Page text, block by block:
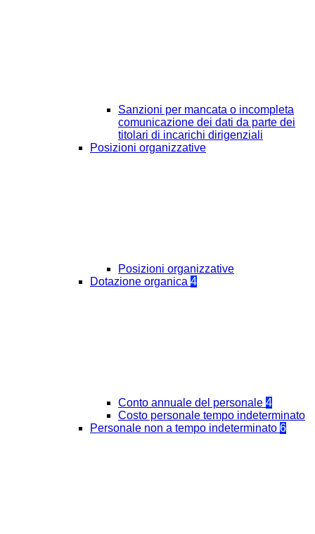
Sanzioni per mancata o incompleta
comunicazione dei dati da parte dei
titolari di incarichi dirigenziali
Posizioni organizzative
Posizioni organizzative
Dotazione organica 4
Conto annuale del personale 4
Costo personale tempo indeterminato
Personale non a tempo indeterminato 6